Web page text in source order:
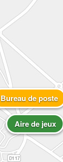
Aire de jeux
Bureau de poste